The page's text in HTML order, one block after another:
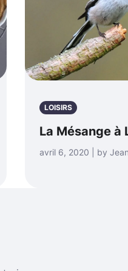
LOISIRS
La Mésange à
avril 6, 2020 | by